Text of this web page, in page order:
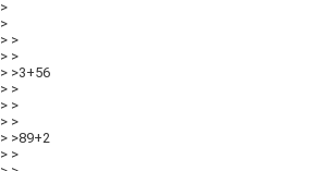
>
>
> >
> >
> >3+56
> >
> >
> >
> >89+2
> >